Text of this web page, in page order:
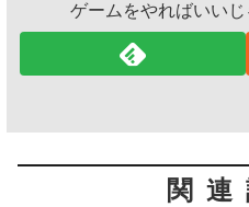
ゲームをやればいい
関連